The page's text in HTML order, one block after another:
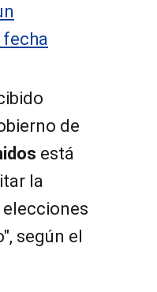
fecha
de
está
la
según el